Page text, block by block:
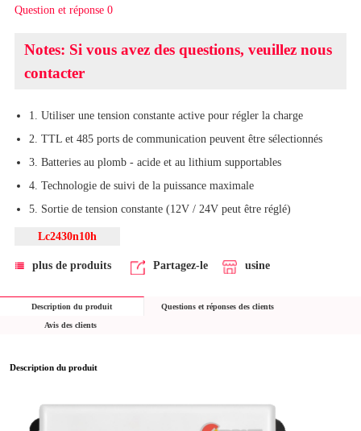
Question et réponse 0
Notes: Si vous avez des questions, veuillez nous
contacter
1. Utiliser une tension constante active pour régler la charge
2. TTL et 485 ports de communication peuvent être sélectionnés
3. Batteries au plomb - acide et au lithium supportables
4. Technologie de suivi de la puissance maximale
5. Sortie de tension constante (12V / 24V peut être réglé)
Lc2430n10h
plus de produits Partagez-le usine
Description du produit Questions et réponses des clients
Avis des clients
Description du produit